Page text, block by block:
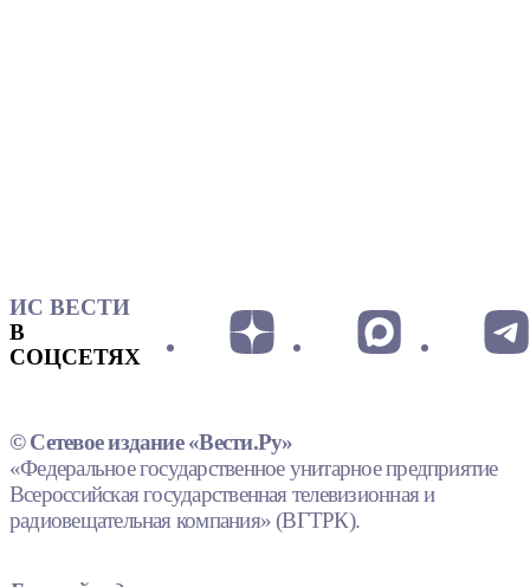
ИС ВЕСТИ
В
© Сетевое издание «Вести.Ру»
«Федеральное государственное унитарное предприятие
Всероссийская государственная телевизионная и